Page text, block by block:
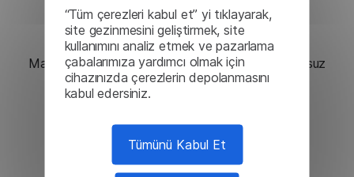
“Tüm çerezleri kabul et” yi tıklayarak,
site gezinmesini geliştirmek, site
kullanımını analiz etmek ve pazarlama
çabalarımıza yardımcı olmak için
cihazınızda çerezlerin depolanmasını
kabul edersiniz.
Tümünü Kabul Et
Kolay Entegrasyon
Makine çevirisi çözümlerini uygulamalarınıza sorunsuz
bir şekilde entegre edin.